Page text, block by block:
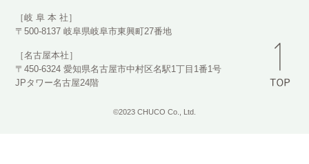
［岐 阜 本 社］
〒500-8137 岐阜県岐阜市東興町27番地
［名古屋本社］
〒450-6324 愛知県名古屋市中村区名駅1丁目1番1号
JPタワー名古屋24階
©2023 CHUCO Co., Ltd.